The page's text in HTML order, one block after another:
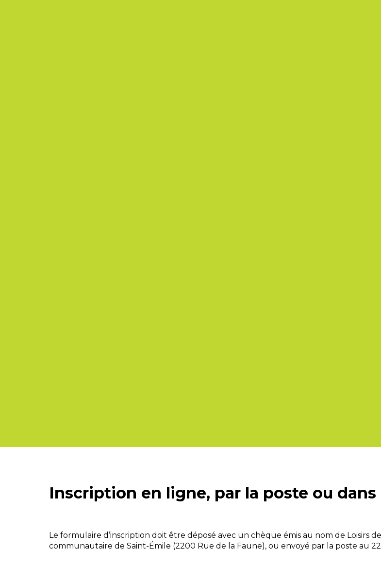
Inscription en ligne, par la poste ou
Le formulaire d’inscription doit être déposé avec un chèque émis au nom de Loisirs
communautaire de Saint-Émile (2200 Rue de la Faune), ou envoyé par la poste au